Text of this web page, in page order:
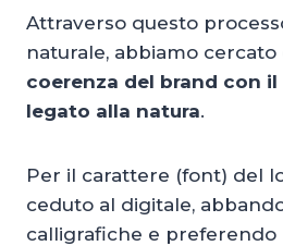
Attraverso questo
naturale, abbiamo
coerenza del brand con
legato alla natura.
Per il carattere (font) del
ceduto al digitale,
calligrafiche e preferendo